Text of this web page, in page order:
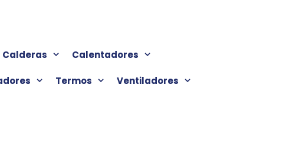
Calderas Calentadores
Termos Ventiladores